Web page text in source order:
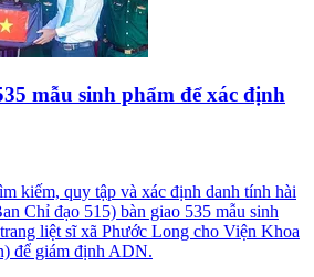
mẫu sinh phẩm để xác định
kiếm, quy tập và xác định danh tính hài
Chỉ đạo 515) bàn giao 535 mẫu sinh
liệt sĩ xã Phước Long cho Viện Khoa
để giám định ADN.